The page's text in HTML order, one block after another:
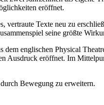
eröffnet.
Texte neu zu
seine größte
englischen Physical
Ausdruck eröffnet. Im
Bewegung zu erweitern.